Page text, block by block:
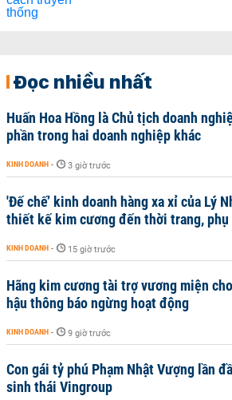
Đọc nhiều nhất
Huấn Hoa Hồng là Chủ tịch doanh
phần trong hai doanh nghiệp khác
KINH DOANH - 3 giờ trước
'Đế chế’ kinh doanh hàng xa xỉ của Lý
thiết kế kim cương đến thời trang, phụ
KINH DOANH - 15 giờ trước
Hãng kim cương tài trợ vương miện
hậu thông báo ngừng hoạt động
KINH DOANH - 9 giờ trước
Con gái tỷ phú Phạm Nhật Vượng lần
sinh thái Vingroup